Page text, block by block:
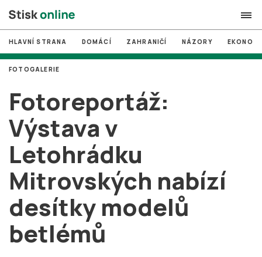
search
# MUNI
# Brno
# volby
PŘIHLÁSIT SE
Zapomněli jste heslo?
HLAVNÍ STRANA DOMÁCÍ ZAHRANIČÍ NÁZORY
Fotoreportáž:
Výstava v
Letohrádku
Mitrovských nabízí
desítky modelů
betlémů
FOTOGALERIE